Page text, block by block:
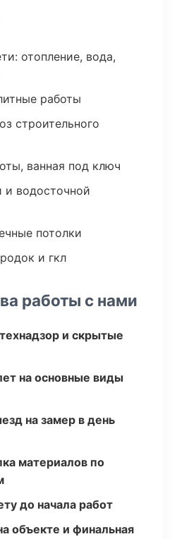
отопление, вода,
работы
строительного
ванная под ключ
водосточной
потолки
и гкл
работы с нами
и скрытые
на основные виды
на замер в день
материалов по
до начала работ
объекте и финальная